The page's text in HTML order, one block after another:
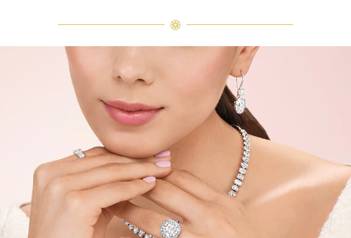
珠寶工藝大師以穩定的筆觸和細膩的精準度，為一系列訂婚戒指